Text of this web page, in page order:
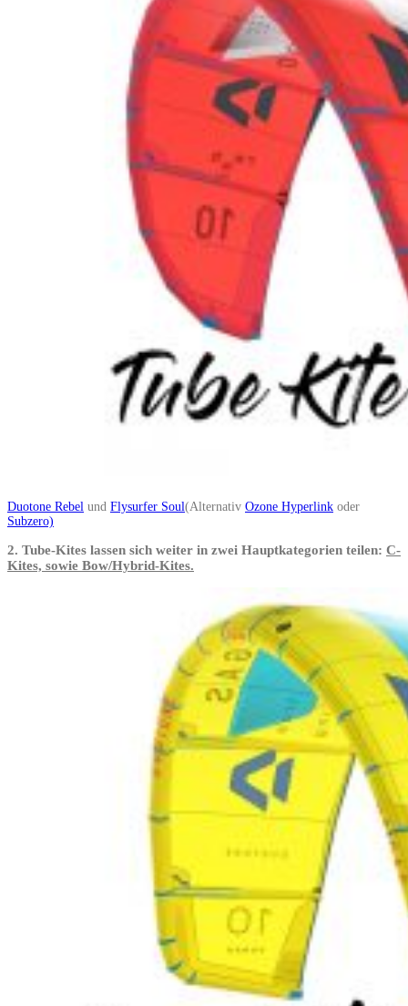
Duotone Rebel und Flysurfer Soul(Alternativ Ozone Hyperlink oder
Subzero)
2. Tube-Kites lassen sich weiter in zwei Hauptkategorien teilen: C-
Kites, sowie Bow/Hybrid-Kites.